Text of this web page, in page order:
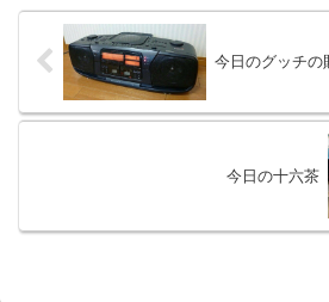
今日のグッチの
今日の十六茶